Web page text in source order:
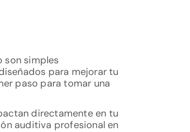
son simples
para mejorar tu
paso para tomar una
directamente en tu
auditiva profesional en